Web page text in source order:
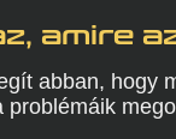
amire
abban, hogy